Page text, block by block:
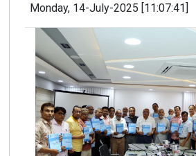
Monday, 14-July-2025 [11:07:41]